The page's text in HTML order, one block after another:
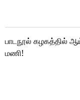
பாடநூல் கழகத்தில்
மணி!